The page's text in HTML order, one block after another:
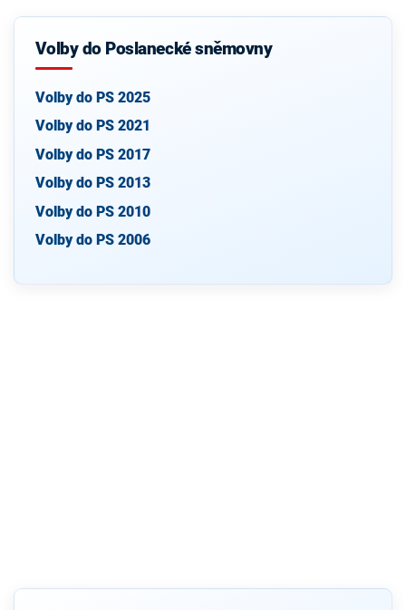
Volby do Poslanecké sněmovny
Volby do PS 2025
Volby do PS 2021
Volby do PS 2017
Volby do PS 2013
Volby do PS 2010
Volby do PS 2006